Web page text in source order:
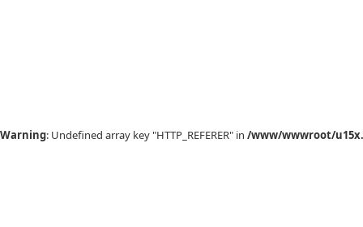
Warning: Undefined array key "HTTP_REFERER" in /www/wwwroot/